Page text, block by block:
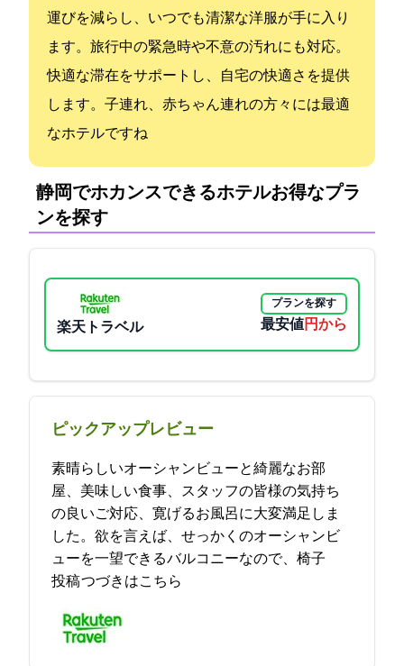
運びを減らし、いつでも清潔な洋服が手に入り
ます。旅行中の緊急時や不意の汚れにも対応。
快適な滞在をサポートし、自宅の快適さを提供
します。子連れ、赤ちゃん連れの方々には最適
なホテルですね
静岡でホカンスできるホテル:お得なプラ
ンを探す
楽天トラベル
プランを探す
最安値3560円から
ピックアップレビュー
素晴らしいオーシャンビューと綺麗なお部
屋、美味しい食事、スタッフの皆様の気持ち
の良いご対応、寛げるお風呂に大変満足しま
した。欲を言えば、せっかくのオーシャンビ
ューを一望できるバルコニーなので、椅子… 2024-04-13 00:20:57
投稿つづきはこちら